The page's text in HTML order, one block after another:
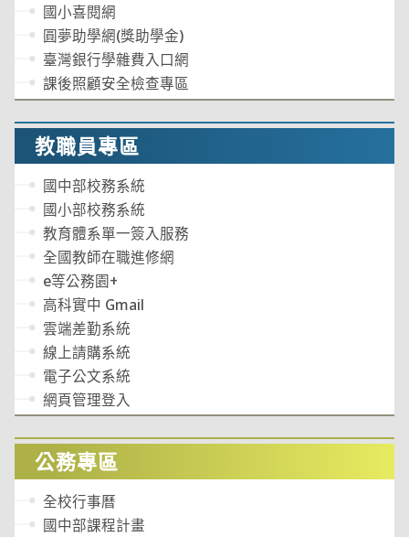
國小喜閱網
圓夢助學網(獎助學金)
臺灣銀行學雜費入口網
課後照顧安全檢查專區
教職員專區
國中部校務系統
國小部校務系統
教育體系單一簽入服務
全國教師在職進修網
e等公務園+
高科實中 Gmail
雲端差勤系統
線上請購系統
電子公文系統
網頁管理登入
公務專區
全校行事曆
國中部課程計畫